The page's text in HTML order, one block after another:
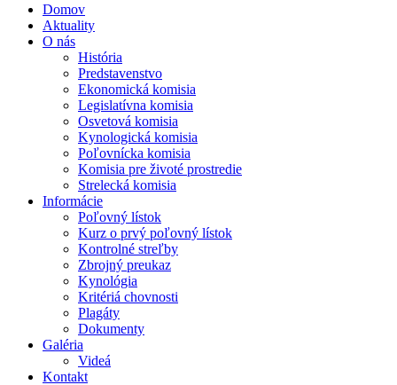
Domov
Aktuality
O nás
História
Predstavenstvo
Ekonomická komisia
Legislatívna komisia
Osvetová komisia
Kynologická komisia
Poľovnícka komisia
Komisia pre životé prostredie
Strelecká komisia
Informácie
Poľovný lístok
Kurz o prvý poľovný lístok
Kontrolné streľby
Zbrojný preukaz
Kynológia
Kritériá chovnosti
Plagáty
Dokumenty
Galéria
Videá
Kontakt